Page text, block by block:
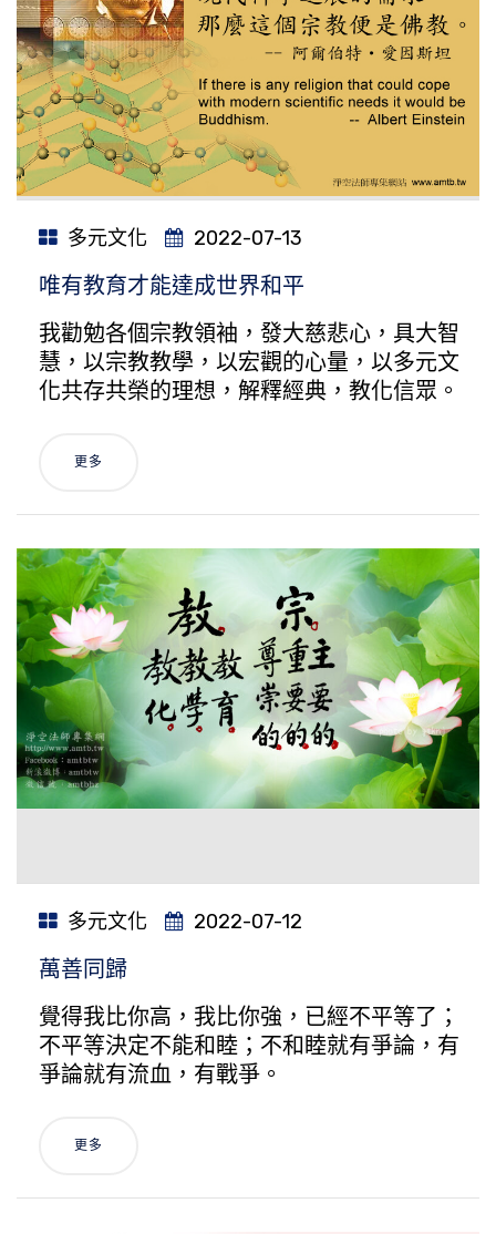
多元文化 2022-07-13
唯有教育才能達成世界和平
我勸勉各個宗教領袖，發大慈悲心，具大智
慧，以宗教教學，以宏觀的心量，以多元文
化共存共榮的理想，解釋經典，教化信眾。
更多
多元文化 2022-07-12
萬善同歸
覺得我比你高，我比你強，已經不平等了；
不平等決定不能和睦；不和睦就有爭論，有
爭論就有流血，有戰爭。
更多